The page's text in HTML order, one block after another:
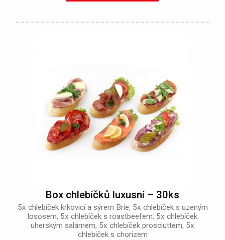
Box chlebíčků luxusní – 30ks
5x chlebíček krkovicí a sýrem Brie, 5x chlebíček s uzeným
lososem, 5x chlebíček s roastbeefem, 5x chlebíček
uherským salámem, 5x chlebíček prosciuttem, 5x
chlebíček s chorizem